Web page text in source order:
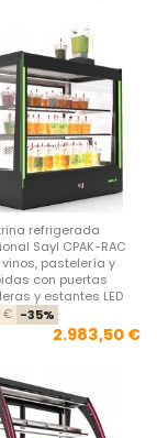
refrigerada
Sayl CPAK-RAC
pastelería y
con puertas
y estantes LED
€ -35%
2.983,50 €